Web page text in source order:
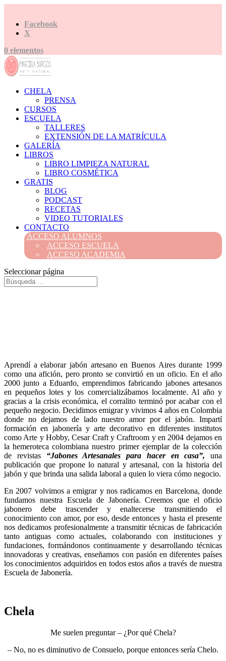
Facebook
X
0 elementos
CHELA
PRENSA
CURSOS
ESCUELA
TALLERES
EXTENSIÓN DE LA MATRÍCULA
GALERÍA
LIBROS
LIBRO LIMPIEZA NATURAL
LIBRO COSMÉTICA
GRATIS
BLOG
PODCAST
RECETAS
VIDEO TUTORIALES
CONTACTO
ACCESO ALUMNOS
ACCESO ESCUELA
ACCESO ACADEMIA
Seleccionar página
Aprendí a elaborar jabón artesano en Buenos Aires durante 1999
como una afición, pero pronto se convirtió en un oficio. En el año
2000 junto a Eduardo, emprendimos fabricando jabones artesanos
en pequeños lotes y los comercializábamos localmente. Al año y
gracias a la crisis económica, el corralito terminó por acabar con el
pequeño negocio. Decidimos emigrar y vivimos 4 años en Colombia
donde no dejamos de lado nuestro amor por el jabón. Impartí
formación en jabonería y arte decorativo en diferentes institutos
como Arte y Hobby, Cesar Craft y Craftroom y en 2004 dejamos en
la hemeroteca colombiana nuestro primer ejemplar de la colección
de revistas
“Jabones Artesanales para hacer en casa”, una
publicación que propone lo natural y artesanal, con la historia del
jabón y que brinda una salida laboral a quien lo viera cómo negocio.
En 2007 volvimos a emigrar y nos radicamos en Barcelona, donde
fundamos nuestra Escuela de Jabonería. Creemos que el oficio
jabonero debe trascender y enaltecerse transmitiendo el
conocimiento con amor, por eso, desde entonces y hasta el presente
nos dedicamos profesionalmente a transmitir técnicas de fabricación
tanto antiguas como actuales, colaborando con instituciones y
fundaciones, formándonos continuamente y desarrollando técnicas
innovadoras y creativas, enseñamos con pasión en diferentes países
los conocimientos adquiridos en todos estos años a través de nuestra
Escuela de Jabonería.
Chela
Me suelen preguntar– ¿Por qué Chela?
– No, no es diminutivo de Consuelo, porque entonces sería Chelo.